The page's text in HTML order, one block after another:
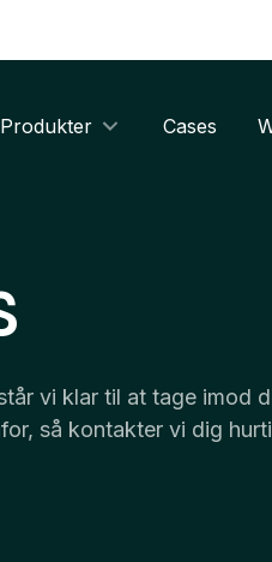
Produkter Cases
vi klar til at tage imod
så kontakter vi dig